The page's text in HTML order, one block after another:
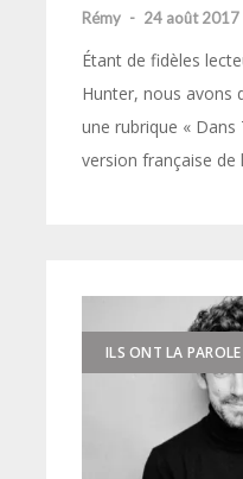
Rémy - 24 août 2017
Étant de fidèles
Hunter, nous avons
une rubrique « Dans
version française
ILS ONT LA PAROLE